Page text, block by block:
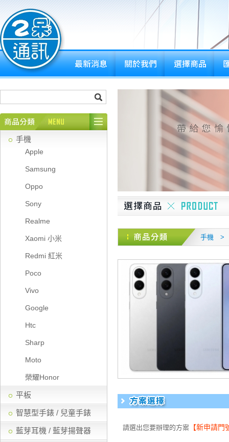
手機
Apple
Samsung
Oppo
Sony
Realme
Xaomi 小米
Redmi 紅米
Poco
Vivo
Google
Htc
Sharp
Moto
榮耀Honor
平板
智慧型手錶 / 兒童手錶
藍芽耳機 / 藍芽揚聲器
手機 >
請選出您要辦理的方案 【新申請